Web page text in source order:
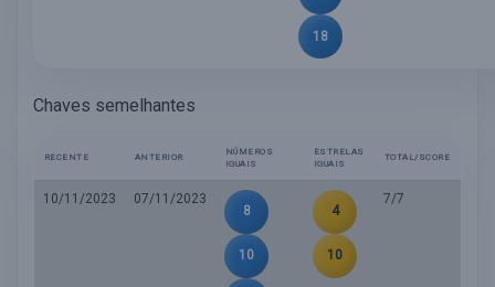
18
Chaves semelhantes
RECENTE ANTERIOR
NÚMEROS
IGUAIS
ESTRELAS
IGUAIS
TOTAL/SCORE
10/11/2023
07/11/2023
8
10
4
10
7/7